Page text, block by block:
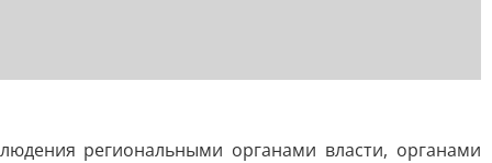
региональными органами власти, органами